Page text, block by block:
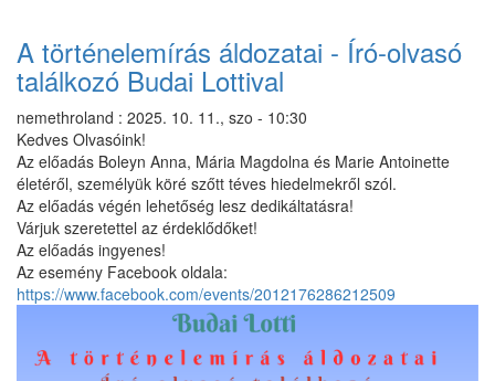
felnőtt
részlegen)
A történelemírás áldozatai - Író-olvasó
találkozó Budai Lottival
nemethroland : 2025. 10. 11., szo - 10:30
Kedves Olvasóink!
Az előadás Boleyn Anna, Mária Magdolna és Marie Antoinette
életéről, személyük köré szőtt téves hiedelmekről szól.
Az előadás végén lehetőség lesz dedikáltatásra!
Várjuk szeretettel az érdeklődőket!
Az előadás ingyenes!
Az esemény Facebook oldala:
https://www.facebook.com/events/2012176286212509